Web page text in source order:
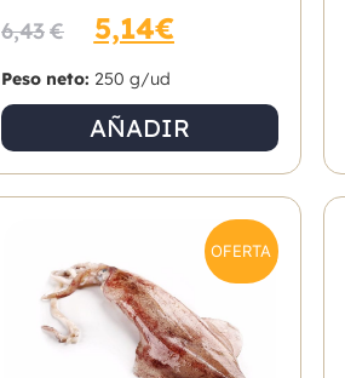
6,43€ 5,14€
Peso neto: 250 g/ud
AÑADIR
OFERTA